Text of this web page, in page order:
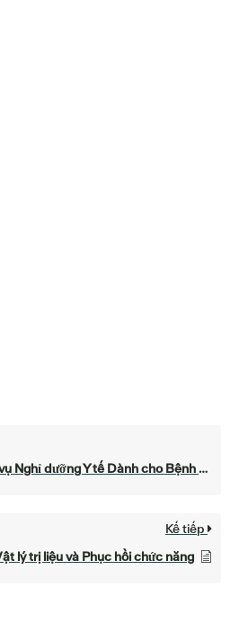
dưỡng Y tế Dành cho Bệnh nhân
Kế tiếp
lý trị liệu và Phục hồi chức năng